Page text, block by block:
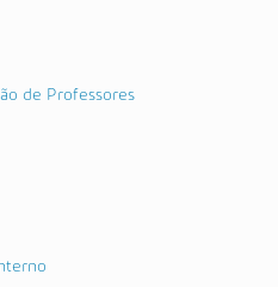
de Professores